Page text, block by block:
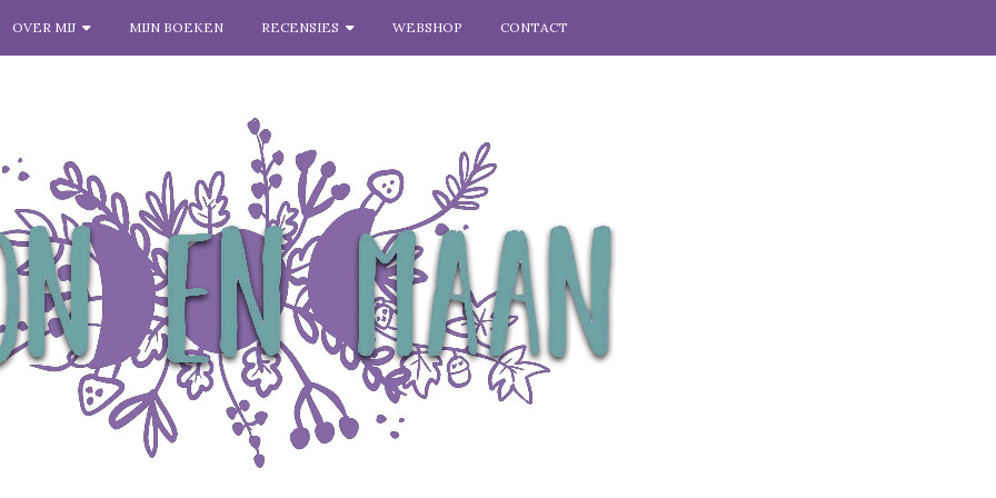
OVER MIJ MIJN BOEKEN RECENSIES WEBSHOP CONTACT